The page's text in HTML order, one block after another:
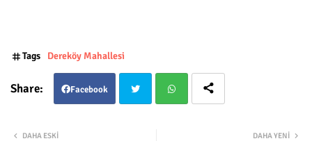
Tags Dereköy Mahallesi
Facebook
DAHA YENI
DAHA ESKI